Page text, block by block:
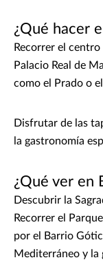
¿Qué hacer
Recorrer el
Palacio Real de
como el Prado o
Disfrutar de las
la gastronomía
¿Qué ver en
Descubrir la
Recorrer el
por el Barrio
Mediterráneo y la